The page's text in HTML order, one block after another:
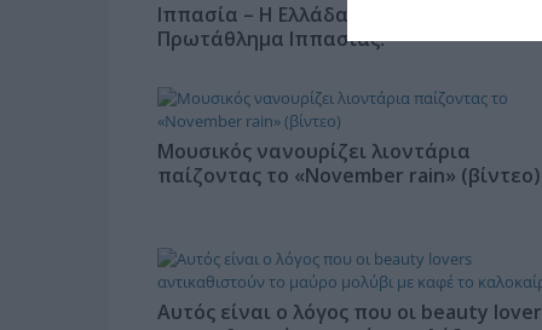
Ιππασία – Η Ελλάδα στο Παγκόσμιο
Πρωτάθλημα Ιππασίας!
Μουσικός νανουρίζει λιοντάρια
παίζοντας το «November rain» (βίντεο)
Αυτός είναι ο λόγος που οι beauty